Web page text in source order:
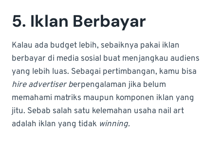
5. Iklan Berbayar
Kalau ada budget lebih, sebaiknya pakai iklan
berbayar di media sosial buat menjangkau audiens
yang lebih luas. Sebagai pertimbangan, kamu bisa
hire advertiser berpengalaman jika belum
memahami matriks maupun komponen iklan yang
jitu. Sebab salah satu kelemahan usaha nail art
adalah iklan yang tidak winning.